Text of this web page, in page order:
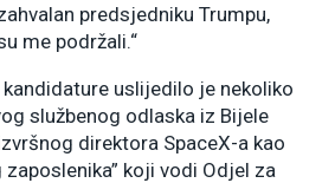
predsjedniku Trumpu,
me podržali.“
uslijedilo je nekoliko
službenog odlaska iz Bijele
direktora SpaceX-a kao
koji vodi Odjel za